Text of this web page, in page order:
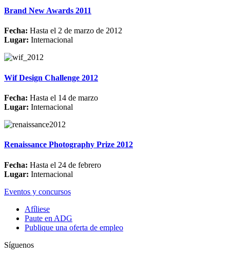
Brand New Awards 2011
Fecha: Hasta el 2 de marzo de 2012
Lugar: Internacional
Wif Design Challenge 2012
Fecha: Hasta el 14 de marzo
Lugar: Internacional
Renaissance Photography Prize 2012
Fecha: Hasta el 24 de febrero
Lugar: Internacional
Eventos y concursos
Afíliese
Paute en ADG
Publique una oferta de empleo
Síguenos